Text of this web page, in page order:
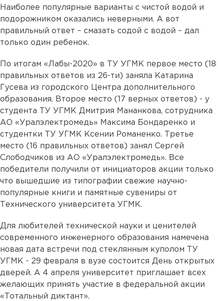
Наиболее популярные варианты с чистой водой и
подорожником оказались неверными. А вот
правильный ответ – смазать содой с водой – дал
только один ребенок.
По итогам «Лабы-2020» в ТУ УГМК первое место (18
правильных ответов из 26-ти) заняла Катарина
Гусева из городского Центра дополнительного
образования. Второе место (17 верных ответов) - у
студента ТУ УГМК Дмитрия Мананкова, сотрудника
АО «Уралэлектромедь» Максима Бондаренко и
студентки ТУ УГМК Ксении Романенко. Третье
место (16 правильных ответов) занял Сергей
Слободчиков из АО «Уралэлектромедь». Все
победители получили от инициаторов акции только
что вышедшие из типографии свежие научно-
популярные книги и памятные сувениры от
Технического университета УГМК.
Для любителей технической науки и ценителей
современного инженерного образования намечена
новая дата встречи под стеклянным куполом ТУ
УГМК - 29 февраля в вузе состоится День открытых
дверей. А 4 апреля университет приглашает всех
желающих принять участие в федеральной акции
«Тотальный диктант».